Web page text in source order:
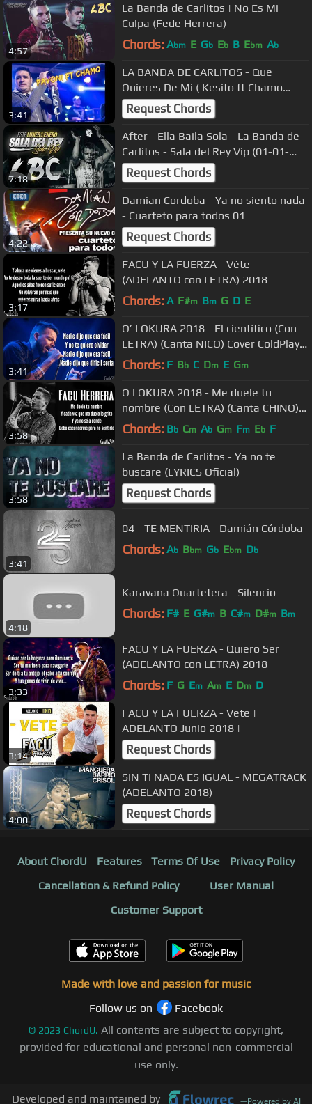
4:57
La Banda de Carlitos | No Es Mi
Culpa (Fede Herrera)
Chords: Abm E Gb Eb B Ebm Ab
3:41
LA BANDA DE CARLITOS - Que
Quieres De Mi ( Kesito ft Chamo
Ramirez )
Request Chords
7:18
After - Ella Baila Sola - La Banda de
Carlitos - Sala del Rey Vip (01-01-
2018)
Request Chords
4:22
Damian Cordoba - Ya no siento nada
- Cuarteto para todos 01
Request Chords
3:17
FACU Y LA FUERZA - Véte
(ADELANTO con LETRA) 2018
Chords: A F#m Bm G D E
3:41
Q’ LOKURA 2018 - El científico (Con
LETRA) (Canta NICO) Cover ColdPlay-
The Scientist en ESPAÑOL
Chords: F Bb C Dm E Gm
3:58
Q LOKURA 2018 - Me duele tu
nombre (Con LETRA) (Canta CHINO)
LO NUEVO
Chords: Bb Cm Ab Gm Fm Eb F
3:58
La Banda de Carlitos - Ya no te
buscare (LYRICS Oficial)
Request Chords
3:41
04 - TE MENTIRIA - Damián Córdoba
Chords: Ab Bbm Gb Ebm Db
4:18
Karavana Quartetera - Silencio
Chords: F# E G#m B C#m D#m Bm
3:33
FACU Y LA FUERZA - Quiero Ser
(ADELANTO con LETRA) 2018
Chords: F G Em Am E Dm D
3:14
FACU Y LA FUERZA - Vete |
ADELANTO Junio 2018 |
Request Chords
4:00
SIN TI NADA ES IGUAL - MEGATRACK
(ADELANTO 2018)
Request Chords
About ChordU Features Terms Of Use
Privacy Policy
Cancellation & Refund Policy
User Manual
Customer Support
Made with love and passion for music
Follow us on
Facebook
© 2023 ChordU. All contents are subject to copyright,
provided for educational and personal non-commercial
use only.
Developed and maintained by —Powered by AI